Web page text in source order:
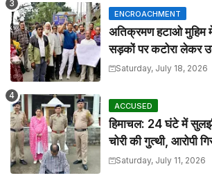
ENCROACHMENT
अतिक्रमण हटाओ मुहिम
सड़कों पर कटोरा लेकर
Saturday, July 18, 2026
ACCUSED
हिमाचल: 24 घंटे में
चोरी की गुत्थी, आरोपी
Saturday, July 11, 2026